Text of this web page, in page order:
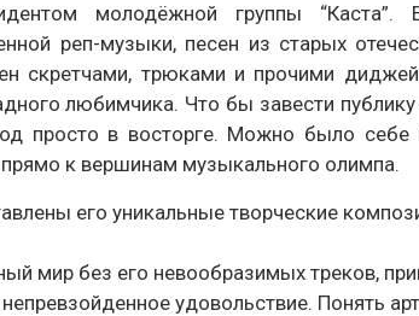
молодёжной группы “Каста”.
реп-музыки, песен из старых
скретчами, трюками и прочими
любимчика. Что бы завести
просто в восторге. Можно было себе
к вершинам музыкального олимпа.
его уникальные творческие
мир без его невообразимых треков,
удовольствие. Понять